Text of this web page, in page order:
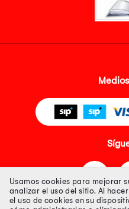
Usamos cookies para mejorar
analizar el uso del sitio. Al
el uso de cookies en su